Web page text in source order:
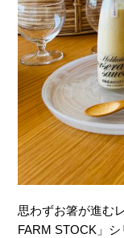
思わずお箸が進む
FARM STOCK」